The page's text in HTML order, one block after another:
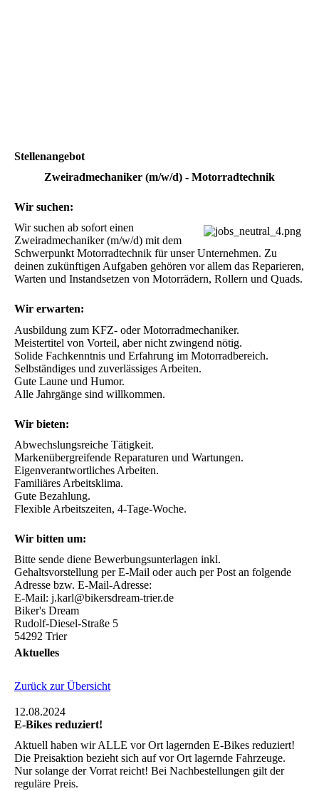
Stellenangebot
Zweiradmechaniker (m/w/d) - Motorradtechnik
Wir suchen:
Wir suchen ab sofort einen
Zweiradmechaniker (m/w/d) mit dem
Schwerpunkt Motorradtechnik für unser Unternehmen. Zu
deinen zukünftigen Aufgaben gehören vor allem das Reparieren,
Warten und Instandsetzen von Motorrädern, Rollern und Quads.
Wir erwarten:
Ausbildung zum KFZ- oder Motorradmechaniker.
Meistertitel von Vorteil, aber nicht zwingend nötig.
Solide Fachkenntnis und Erfahrung im Motorradbereich.
Selbständiges und zuverlässiges Arbeiten.
Gute Laune und Humor.
Alle Jahrgänge sind willkommen.
Wir bieten:
Abwechslungsreiche Tätigkeit.
Markenübergreifende Reparaturen und Wartungen.
Eigenverantwortliches Arbeiten.
Familiäres Arbeitsklima.
Gute Bezahlung.
Flexible Arbeitszeiten, 4-Tage-Woche.
Wir bitten um:
Bitte sende diene Bewerbungsunterlagen inkl.
Gehaltsvorstellung per E-Mail oder auch per Post an folgende
Adresse bzw. E-Mail-Adresse:
E-Mail: j.karl@bikersdream-trier.de
Biker's Dream
Rudolf-Diesel-Straße 5
54292 Trier
Aktuelles
Zurück zur Übersicht
12.08.2024
E-Bikes reduziert!
Aktuell haben wir ALLE vor Ort lagernden E-Bikes reduziert!
Die Preisaktion bezieht sich auf vor Ort lagernde Fahrzeuge.
Nur solange der Vorrat reicht! Bei Nachbestellungen gilt der
reguläre Preis.